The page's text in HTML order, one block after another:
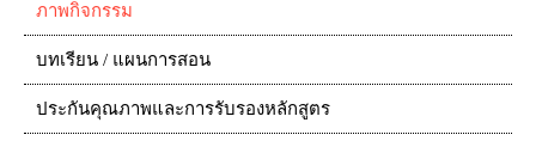
ภาพกิจกรรม
บทเรียน / แผนการสอน
ประกันคุณภาพและการรับรองหลักสูตร